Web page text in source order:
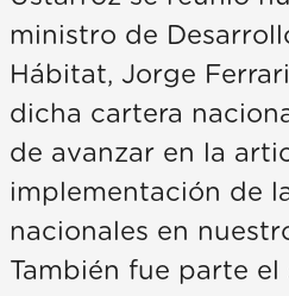
ministro de
Hábitat, Jorge
dicha cartera
de avanzar en la
implementación de
nacionales en
También fue parte el